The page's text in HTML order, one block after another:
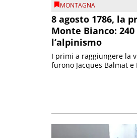
MONTAGNA
8 agosto 1786, la
Monte Bianco:
l’alpinismo
I primi a raggiungere la
furono Jacques Balmat